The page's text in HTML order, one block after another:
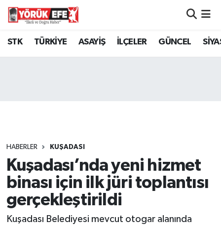
STK TÜRKİYE ASAYİŞ İLÇELER GÜNCEL
HABERLER KUŞADASI
Kuşadası’nda yeni hizmet
binası için ilk jüri toplantısı
gerçekleştirildi
Kuşadası Belediyesi mevcut otogar alanında
Aydın Nöbetçi Eczaneler
Tüm Manşetler
Son Dakika Haberleri
Haber Arşivi